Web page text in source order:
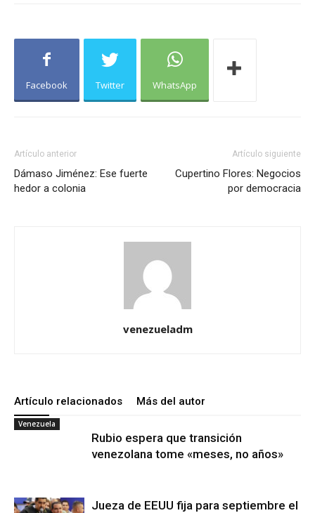
Facebook Twitter WhatsApp
Artículo anterior
Dámaso Jiménez: Ese fuerte
hedor a colonia
Artículo siguiente
Cupertino Flores: Negocios
por democracia
venezueladm
Artículo relacionados Más del autor
Venezuela
Rubio espera que transición
venezolana tome «meses, no años»
Jueza de EEUU fija para septiembre el